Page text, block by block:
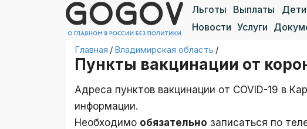
Льготы Выплаты Дети
Новости Услуги
Главная / Владимирская область /
Пункты вакцинации от
Адреса пунктов вакцинации от COVID-19 в
информации.
Необходимо обязательно записаться по